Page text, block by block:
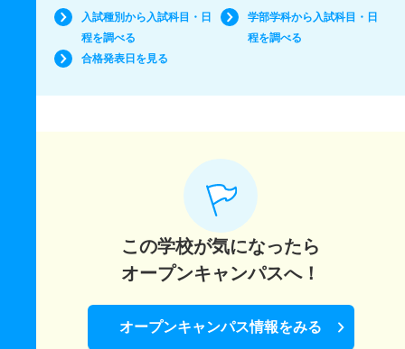
入試種別から入試科目・日
程を調べる
学部学科から入試科目・日
程を調べる
合格発表日を見る
この学校が気になったら
オープンキャンパスへ！
オープンキャンパス情報をみる